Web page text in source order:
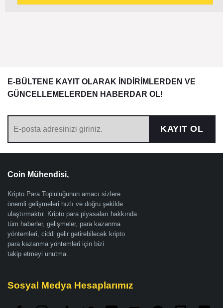
E-BÜLTENE KAYIT OLARAK İNDİRİMLERDEN VE
GÜNCELLEMELERDEN HABERDAR OL!
KAYIT OL
Coin Mühendisi,
Kripto Para Topluluğunun amacı sizlere
önemli gelişmeleri hızlı ve doğru şekilde
ulaştırmaktır. Kripto para piyasaları hakkında
tüm haberler, gelişmeler, para kazanma
yöntemleri, ciddi gelir getirebilecek kripto
para kazanma yöntemleri için bizi
takip etmeyi unutma.
Sosyal Medya Hesaplarımız